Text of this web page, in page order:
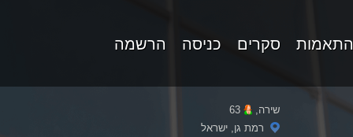
סקרים הרשמה כניסה
שירה,
63
רמת גן, ישראל